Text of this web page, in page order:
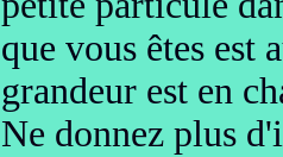
que vous êtes est
grandeur est en
Ne donnez plus